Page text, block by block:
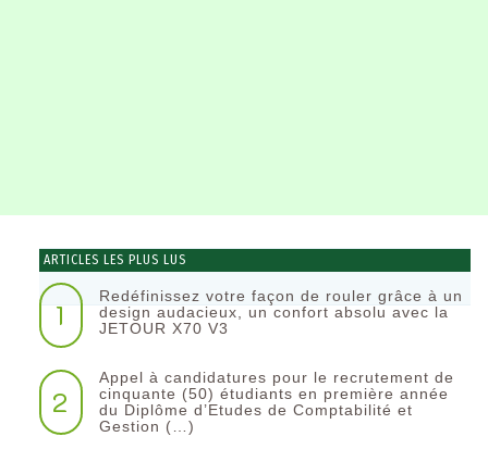
ARTICLES LES PLUS LUS
1
Redéfinissez votre façon de rouler grâce à un
design audacieux, un confort absolu avec la
JETOUR X70 V3
2
Appel à candidatures pour le recrutement de
cinquante (50) étudiants en première année
du Diplôme d’Etudes de Comptabilité et
Gestion (…)